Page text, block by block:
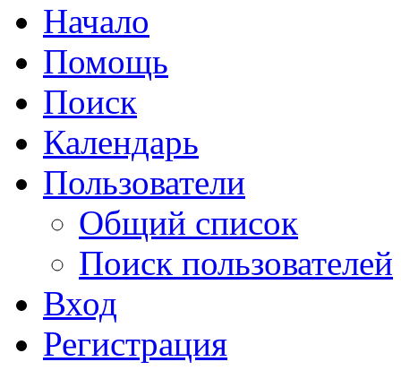
Начало
Помощь
Поиск
Календарь
Пользователи
Общий список
Поиск пользователей
Вход
Регистрация